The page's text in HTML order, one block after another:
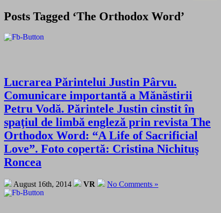
Posts Tagged ‘The Orthodox Word’
Lucrarea Părintelui Justin Pârvu.
Comunicare importantă a Mănăstirii
Petru Vodă. Părintele Justin cinstit în
spaţiul de limbă engleză prin revista The
Orthodox Word: “A Life of Sacrificial
Love”. Foto copertă: Cristina Nichituş
Roncea
August 16th, 2014 VR No Comments »